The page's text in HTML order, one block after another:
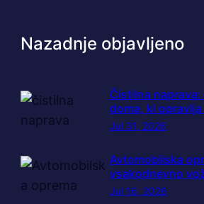
Nazadnje objavljeno
Čistilna
doma, ki
Jul 31, 2026
Avtomobilska
vsakodnevno
Jul 16, 2026